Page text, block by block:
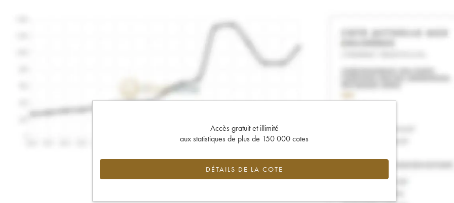
Accès gratuit et illimité
aux statistiques de plus de 150 000 cotes
DÉTAILS DE LA COTE